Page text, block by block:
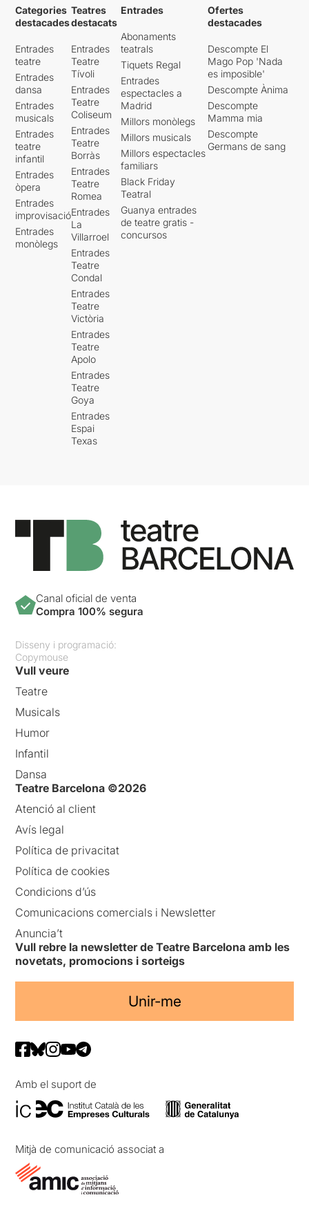
Categories
destacades
Entrades
teatre
Entrades
dansa
Entrades
musicals
Entrades
teatre
infantil
Entrades
òpera
Entrades
improvisació
Entrades
monòlegs
Teatres
destacats
Entrades
Teatre
Tívoli
Entrades
Teatre
Coliseum
Entrades
Teatre
Borràs
Entrades
Teatre
Romea
Entrades
La
Villarroel
Entrades
Teatre
Condal
Entrades
Teatre
Victòria
Entrades
Teatre
Apolo
Entrades
Teatre
Goya
Entrades
Espai
Texas
Entrades
Abonaments
teatrals
Tiquets Regal
Entrades
espectacles a
Madrid
Millors monòlegs
Millors musicals
Millors espectacles
familiars
Black Friday
Teatral
Guanya entrades
de teatre gratis -
concursos
Ofertes
destacades
Descompte El
Mago Pop 'Nada
es imposible'
Descompte Ànima
Descompte
Mamma mia
Descompte
Germans de sang
Canal oficial de venta
Compra 100% segura
Disseny i programació:
Copymouse
Vull veure
Teatre
Musicals
Humor
Infantil
Dansa
Teatre Barcelona ©2026
Atenció al client
Avís legal
Política de privacitat
Política de cookies
Condicions d’ús
Comunicacions comercials i Newsletter
Anuncia’t
Vull rebre la newsletter de Teatre Barcelona amb les
novetats, promocions i sorteigs
Unir-me
Amb el suport de
Mitjà de comunicació associat a